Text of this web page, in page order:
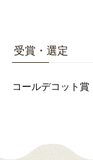
受賞・選定
コールデコット賞